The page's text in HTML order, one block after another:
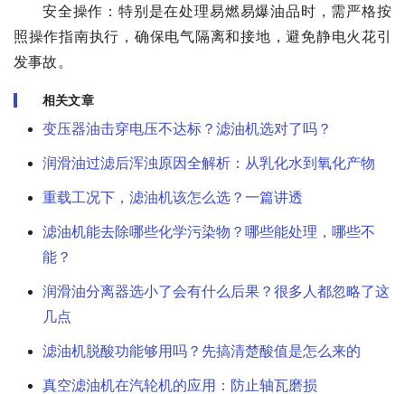
安全操作：特别是在处理易燃易爆油品时，需严格按
照操作指南执行，确保电气隔离和接地，避免静电火花引
发事故。
相关文章
变压器油击穿电压不达标？滤油机选对了吗？
润滑油过滤后浑浊原因全解析：从乳化水到氧化产物
重载工况下，滤油机该怎么选？一篇讲透
滤油机能去除哪些化学污染物？哪些能处理，哪些不
能？
润滑油分离器选小了会有什么后果？很多人都忽略了这
几点
滤油机脱酸功能够用吗？先搞清楚酸值是怎么来的
真空滤油机在汽轮机的应用：防止轴瓦磨损